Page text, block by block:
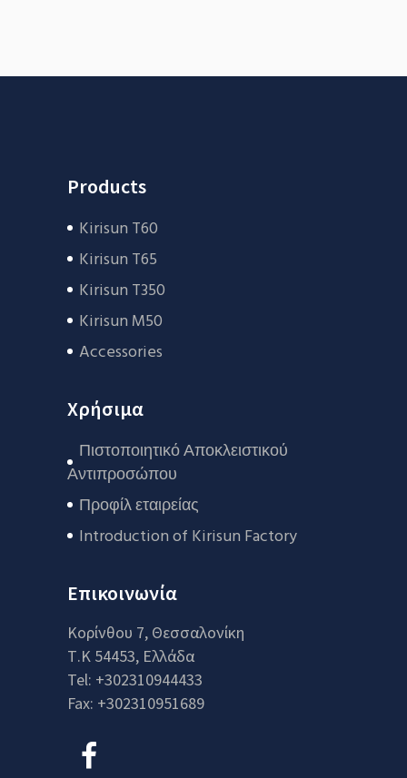
Products
Kirisun T60
Kirisun T65
Kirisun T350
Kirisun M50
Accessories
Χρήσιμα
Πιστοποιητικό Αποκλειστικού
Αντιπροσώπου
Προφίλ εταιρείας
Introduction of Kirisun Factory
Επικοινωνία
Κορίνθου 7, Θεσσαλονίκη
Τ.Κ 54453, Ελλάδα
Tel: +302310944433
Fax: +302310951689